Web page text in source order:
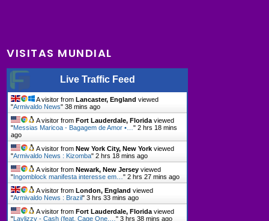
VISITAS MUNDIAL
Live Traffic Feed
A visitor from Lancaster, England viewed
"Armivaldo News"38 mins ago
A visitor from Fort Lauderdale, Florida viewed
"Messias Maricoa - Bagagem de Amor •…"2 hrs 18 mins
ago
A visitor from New York City, New York viewed
"Armivaldo News : Kizomba"2 hrs 18 mins ago
A visitor from Newark, New Jersey viewed
" Ingomblock manifesta interesse em…"2 hrs 27 mins ago
A visitor from London, England viewed
"Armivaldo News : Brazil"3 hrs 33 mins ago
A visitor from Fort Lauderdale, Florida viewed
" Laylizzy - Cash (feat. Cage One,…"3 hrs 38 mins ago